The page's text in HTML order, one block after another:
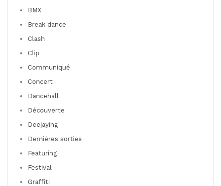
BMX
Break dance
Clash
Clip
Communiqué
Concert
Dancehall
Découverte
Deejaying
Dernières sorties
Featuring
Festival
Graffiti